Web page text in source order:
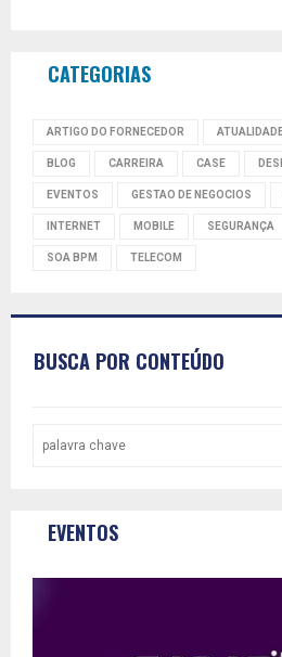
CATEGORIAS
ARTIGO DO FORNECEDOR
BLOG CARREIRA CASE
EVENTOS GESTAO DE NEGOCIOS
INTERNET MOBILE SEGURANÇA
SOA BPM TELECOM
BUSCA POR CONTEÚDO
EVENTOS